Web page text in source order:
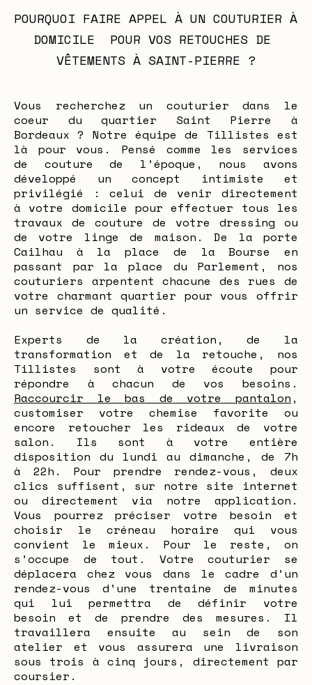
POURQUOI FAIRE APPEL À UN COUTURIER À
DOMICILE  POUR VOS RETOUCHES DE
VÊTEMENTS À SAINT-PIERRE ?
Vous recherchez un couturier dans le
coeur du quartier Saint Pierre à
Bordeaux ? Notre équipe de Tillistes est
là pour vous. Pensé comme les services
de couture de l’époque, nous avons
développé un concept intimiste et
privilégié : celui de venir directement
à votre domicile pour effectuer tous les
travaux de couture de votre dressing ou
de votre linge de maison. De la porte
Cailhau à la place de la Bourse en
passant par la place du Parlement, nos
couturiers arpentent chacune des rues de
votre charmant quartier pour vous offrir
un service de qualité.
Experts de la création, de la
transformation et de la retouche, nos
Tillistes sont à votre écoute pour
répondre à chacun de vos besoins.
Raccourcir le bas de votre pantalon ,
customiser votre chemise favorite ou
encore retoucher les rideaux de votre
salon. Ils sont à votre entière
disposition du lundi au dimanche, de 7h
à 22h. Pour prendre rendez-vous, deux
clics suffisent, sur notre site internet
ou directement via notre application.
Vous pourrez préciser votre besoin et
choisir le créneau horaire qui vous
convient le mieux. Pour le reste, on
s’occupe de tout. Votre couturier se
déplacera chez vous dans le cadre d’un
rendez-vous d’une trentaine de minutes
qui lui permettra de définir votre
besoin et de prendre des mesures. Il
travaillera ensuite au sein de son
atelier et vous assurera une livraison
sous trois à cinq jours, directement par
coursier.